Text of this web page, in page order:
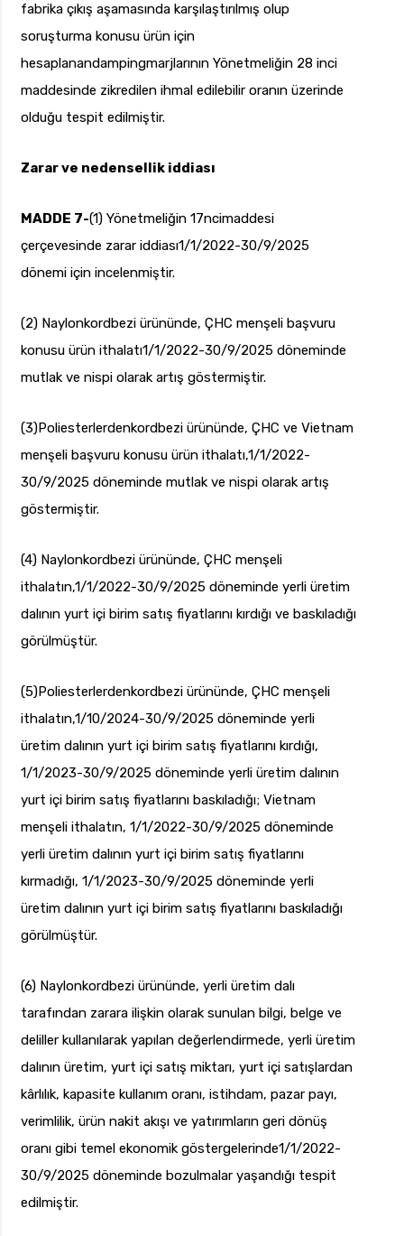
fabrika çıkış aşamasında karşılaştırılmış olup
soruşturma konusu ürün için
hesaplanandampingmarjlarının Yönetmeliğin 28 inci
maddesinde zikredilen ihmal edilebilir oranın üzerinde
olduğu tespit edilmiştir.
Zarar ve nedensellik iddiası
MADDE 7-(1) Yönetmeliğin 17ncimaddesi
çerçevesinde zarar iddiası1/1/2022-30/9/2025
dönemi için incelenmiştir.
(2) Naylonkordbezi ürününde, ÇHC menşeli başvuru
konusu ürün ithalatı1/1/2022-30/9/2025 döneminde
mutlak ve nispi olarak artış göstermiştir.
(3)Poliesterlerdenkordbezi ürününde, ÇHC ve Vietnam
menşeli başvuru konusu ürün ithalatı,1/1/2022-
30/9/2025 döneminde mutlak ve nispi olarak artış
göstermiştir.
(4) Naylonkordbezi ürününde, ÇHC menşeli
ithalatın,1/1/2022-30/9/2025 döneminde yerli üretim
dalının yurt içi birim satış fiyatlarını kırdığı ve baskıladığı
görülmüştür.
(5)Poliesterlerdenkordbezi ürününde, ÇHC menşeli
ithalatın,1/10/2024-30/9/2025 döneminde yerli
üretim dalının yurt içi birim satış fiyatlarını kırdığı,
1/1/2023-30/9/2025 döneminde yerli üretim dalının
yurt içi birim satış fiyatlarını baskıladığı; Vietnam
menşeli ithalatın, 1/1/2022-30/9/2025 döneminde
yerli üretim dalının yurt içi birim satış fiyatlarını
kırmadığı, 1/1/2023-30/9/2025 döneminde yerli
üretim dalının yurt içi birim satış fiyatlarını baskıladığı
görülmüştür.
(6) Naylonkordbezi ürününde, yerli üretim dalı
tarafından zarara ilişkin olarak sunulan bilgi, belge ve
deliller kullanılarak yapılan değerlendirmede, yerli üretim
dalının üretim, yurt içi satış miktarı, yurt içi satışlardan
kârlılık, kapasite kullanım oranı, istihdam, pazar payı,
verimlilik, ürün nakit akışı ve yatırımların geri dönüş
oranı gibi temel ekonomik göstergelerinde1/1/2022-
30/9/2025 döneminde bozulmalar yaşandığı tespit
edilmiştir.